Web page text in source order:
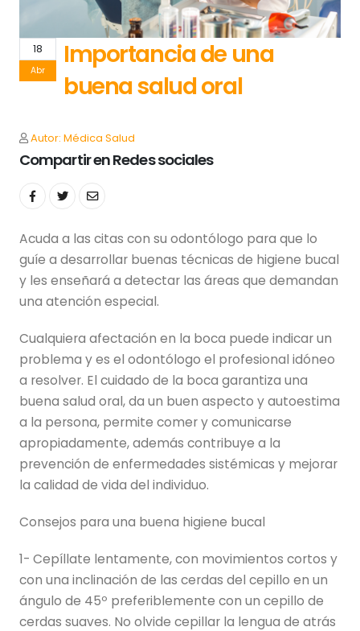
18
Abr
Importancia de una
buena salud oral
Autor: Médica Salud
Compartir en Redes sociales
Acuda a las citas con su odontólogo para que lo
guíe a desarrollar buenas técnicas de higiene bucal
y les enseñará a detectar las áreas que demandan
una atención especial.
Cualquiera afectación en la boca puede indicar un
problema y es el odontólogo el profesional idóneo
a resolver. El cuidado de la boca garantiza una
buena salud oral, da un buen aspecto y autoestima
a la persona, permite comer y comunicarse
apropiadamente, además contribuye a la
prevención de enfermedades sistémicas y mejorar
la calidad de vida del individuo.
Consejos para una buena higiene bucal
1- Cepíllate lentamente, con movimientos cortos y
con una inclinación de las cerdas del cepillo en un
ángulo de 45º preferiblemente con un cepillo de
cerdas suaves. No olvide cepillar la lengua de atrás